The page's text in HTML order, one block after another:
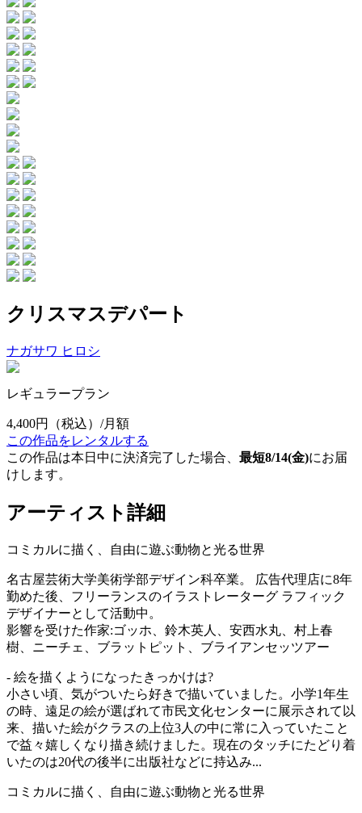
クリスマスデパート
ナガサワ ヒロシ
レギュラープラン
4,400円
（税込）/月額
この作品をレンタルする
この作品は本日中に決済完了した場合、 最短8/14(金)にお届
けします。
アーティスト詳細
コミカルに描く、自由に遊ぶ動物と光る世界
名古屋芸術大学美術学部デザイン科卒業。 広告代理店に8年
勤めた後、フリーランスのイラストレーターグ ラフィック
デザイナーとして活動中。
影響を受けた作家:ゴッホ、鈴木英人、安西水丸、村上春
樹、ニーチェ、ブラットピット、ブライアンセッツアー
- 絵を描くようになったきっかけは?
小さい頃、気がついたら好きで描いていました。小学1年生
の時、遠足の絵が選ばれて市民文化センターに展示されて以
来、描いた絵がクラスの上位3人の中に常に入っていたこと
で益々嬉しくなり描き続けました。現在のタッチにたどり着
いたのは20代の後半に出版社などに持込み...
コミカルに描く、自由に遊ぶ動物と光る世界